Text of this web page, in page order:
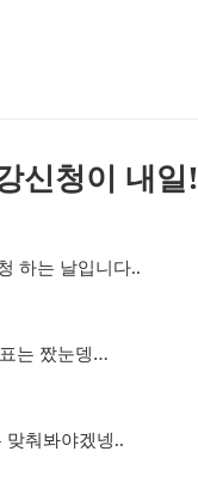
신청이 내일!
하는 날입니다..
는 짰눈뎅…
맞춰봐야겠넹..